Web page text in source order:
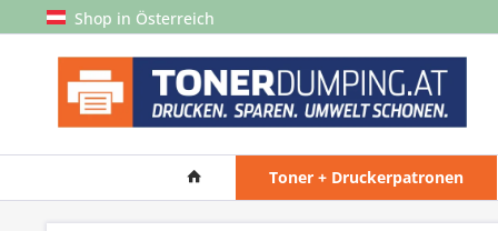
Shop in Österreich
Toner + Druckerpatronen